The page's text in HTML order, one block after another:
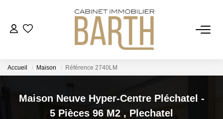
ESTIMER
VENDRE
Accueil Maison Référence 2740LM
Maison Neuve Hyper-Centre Pléchatel -
5 Pièces 96 M2 , Plechatel